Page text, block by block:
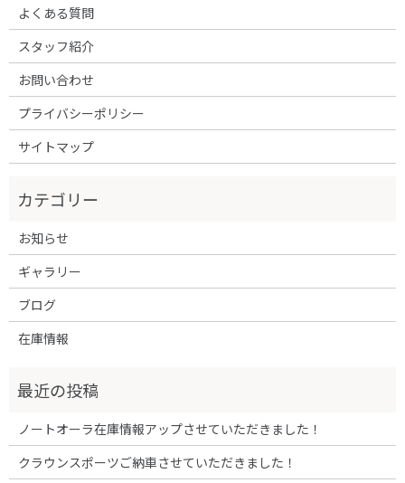
よくある質問
スタッフ紹介
お問い合わせ
プライバシーポリシー
サイトマップ
お知らせ
ギャラリー
ブログ
在庫情報
ノートオーラ在庫情報アップさせていただきました！
クラウンスポーツご納車させていただきました！